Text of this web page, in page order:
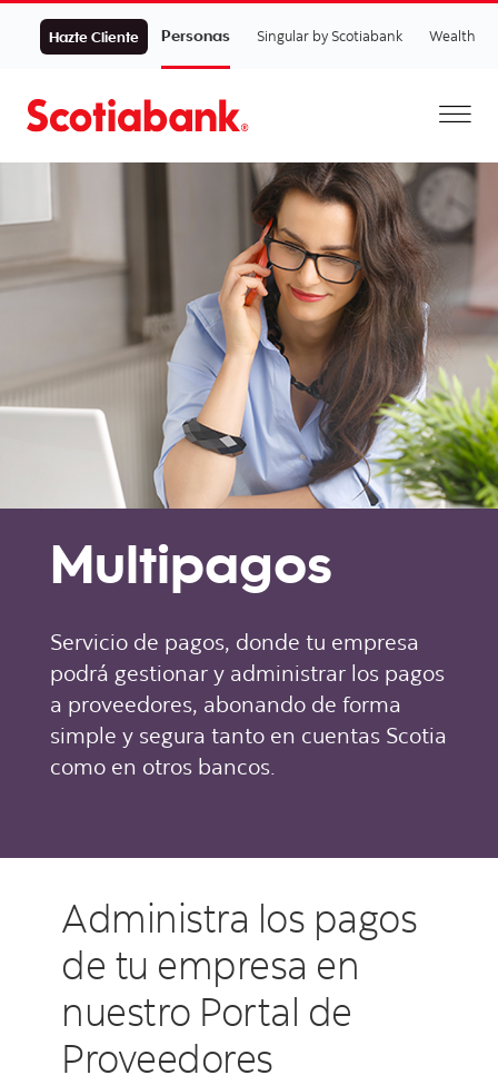
Hazte Cliente Personas Singular by Scotiabank Wealth
Multipagos
Servicio de pagos, donde tu empresa
podrá gestionar y administrar los pagos
a proveedores, abonando de forma
simple y segura tanto en cuentas Scotia
como en otros bancos.
Administra los pagos
de tu empresa en
nuestro Portal de
Proveedores